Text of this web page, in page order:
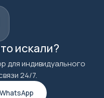
искали?
для индивидуального
24/7.